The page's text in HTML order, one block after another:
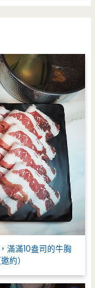
滿滿10盎司的牛胸
約）